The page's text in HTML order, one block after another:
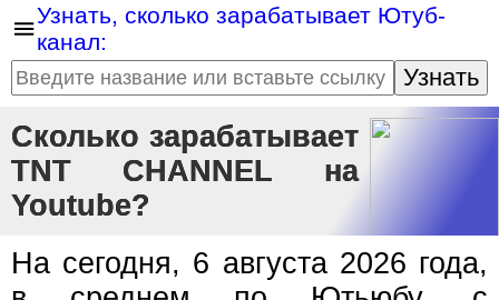
Узнать, сколько зарабатывает Ютуб-
канал:
Узнать
Сколько зарабатывает
TNT CHANNEL на
Youtube?
На сегодня, 6 августа 2026 года,